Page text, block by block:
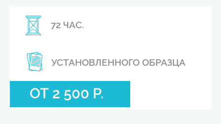
72 ЧАС.
УСТАНОВЛЕННОГО ОБРАЗЦА
ОТ 2 500 Р.